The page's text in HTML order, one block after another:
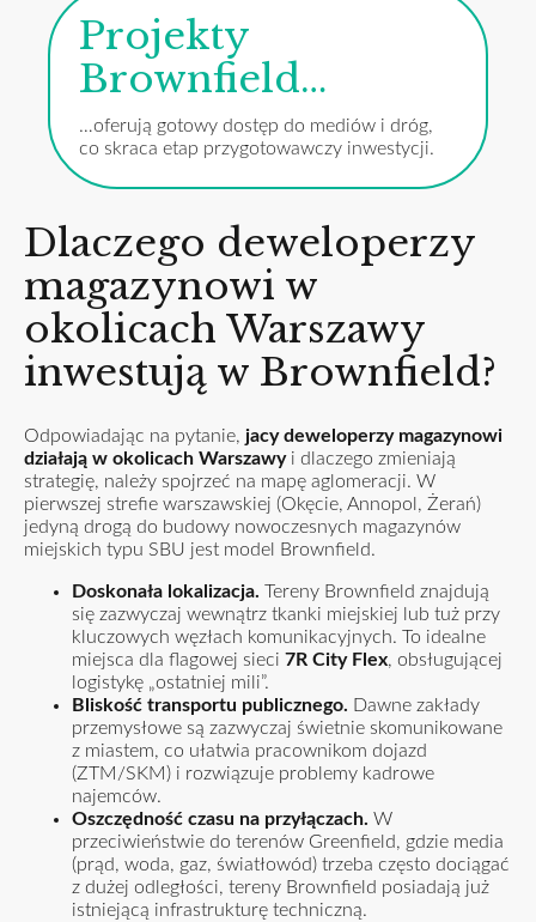
Projekty
Brownfield…
…oferują gotowy dostęp do mediów i dróg,
co skraca etap przygotowawczy inwestycji.
Dlaczego deweloperzy
magazynowi w
okolicach Warszawy
inwestują w Brownfield?
Odpowiadając na pytanie, jacy deweloperzy magazynowi
działają w okolicach Warszawyi dlaczego zmieniają
strategię, należy spojrzeć na mapę aglomeracji. W
pierwszej strefie warszawskiej (Okęcie, Annopol, Żerań)
jedyną drogą do budowy nowoczesnych magazynów
miejskich typu SBU jest model Brownfield.
Doskonała lokalizacja. Tereny Brownfield znajdują
się zazwyczaj wewnątrz tkanki miejskiej lub tuż przy
kluczowych węzłach komunikacyjnych. To idealne
miejsca dla flagowej sieci 7R City Flex, obsługującej
logistykę „ostatniej mili”.
Bliskość transportu publicznego. Dawne zakłady
przemysłowe są zazwyczaj świetnie skomunikowane
z miastem, co ułatwia pracownikom dojazd
(ZTM/SKM) i rozwiązuje problemy kadrowe
najemców.
Oszczędność czasu na przyłączach. W
przeciwieństwie do terenów Greenfield, gdzie media
(prąd, woda, gaz, światłowód) trzeba często dociągać
z dużej odległości, tereny Brownfield posiadają już
istniejącą infrastrukturę techniczną.